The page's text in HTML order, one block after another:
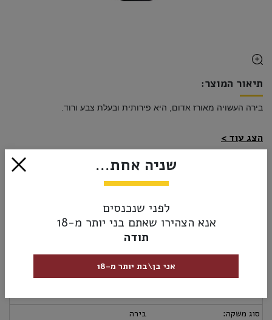
תיאור המוצר:
בירה העשויה מאורז אדום, היא פירותית ובעלת צבע ורוד.
הצג עוד
₪18.00
מק”ט:4934418001310
סוג משקה:
בירה
שניה אחת...
לפני שנכנסים
אנא הצהירו שאתם בני יותר מ-18
תודה
אני בן\בת יותר מ-18